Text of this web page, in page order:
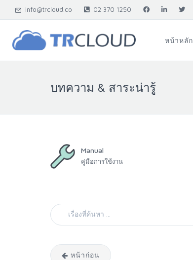
info@trcloud.co 02 370 1250
หน้าหลัก
บทความ & สาระน่ารู้
Manual
คู่มือการใช้งาน
หน้าก่อน